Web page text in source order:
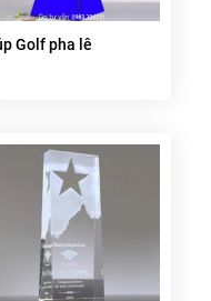
Golf pha lê